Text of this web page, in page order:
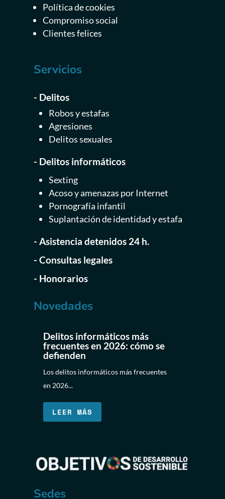
Política de cookies
Compromiso social
Clientes felices
Servicios
- Delitos
Robos y estafas
Agresiones
Delitos sexuales
- Delitos informáticos
Sexting
Acoso y amenazas por Internet
Pornografía infantil
Suplantación de identidad y estafa
- Asistencia detenidos 24 h.
- Consultas legales
- Honorarios
Novedades
Delitos informáticos más
frecuentes en 2026: cómo se
defienden
Los delitos informáticos más frecuentes
en 2026...
LEER MÁS
Sedes